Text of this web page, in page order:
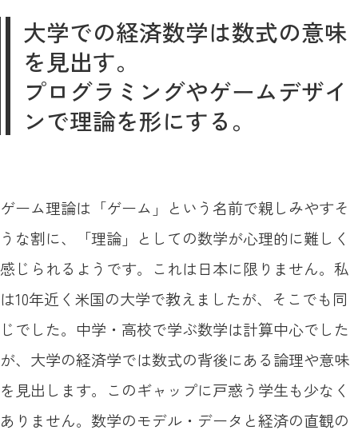
大学での経済数学は数式の意味
を見出す。
プログラミングやゲームデザイ
ンで理論を形にする。
ゲーム理論は「ゲーム」という名前で親しみやすそ
うな割に、「理論」としての数学が心理的に難しく
感じられるようです。これは日本に限りません。私
は10年近く米国の大学で教えましたが、そこでも同
じでした。中学・高校で学ぶ数学は計算中心でした
が、大学の経済学では数式の背後にある論理や意味
を見出します。このギャップに戸惑う学生も少なく
ありません。数学のモデル・データと経済の直観の